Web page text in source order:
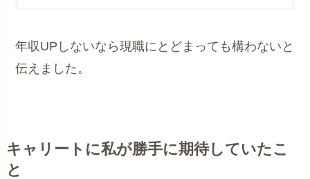
年収UPしないなら現職にとどまっても構わないと
伝えました。
キャリートに私が勝手に期待していたこ
と